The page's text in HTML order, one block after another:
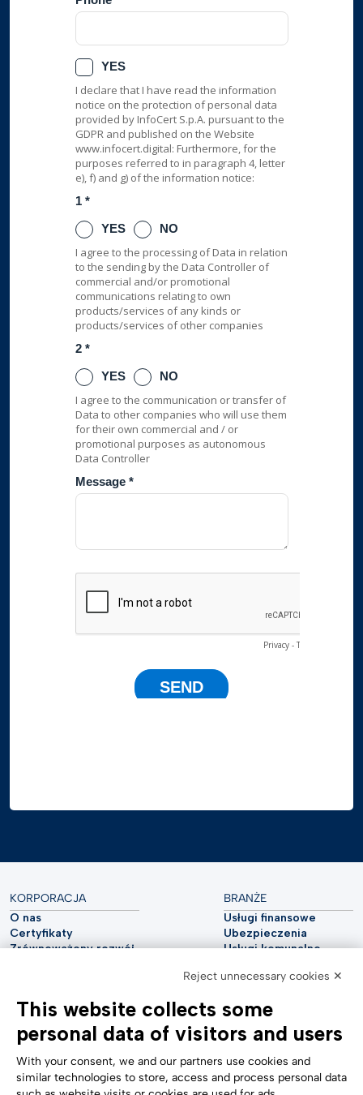
KORPORACJA
O nas
Certyfikaty
Zrównoważony rozwój
Accessibility Statement
BRANŻE
Usługi finansowe
Ubezpieczenia
Usługi komunalne
Telekomunikacja
Opieka zdrowotna
POMOC
Skontaktuj się z nami
Zgłaszanie naruszeń
Ustawienia plików cookie
ŚLEDŹ NAS
Reject unnecessary cookies ✕
This website collects some
personal data of visitors and users
With your consent, we and our partners use cookies and
similar technologies to store, access and process personal data